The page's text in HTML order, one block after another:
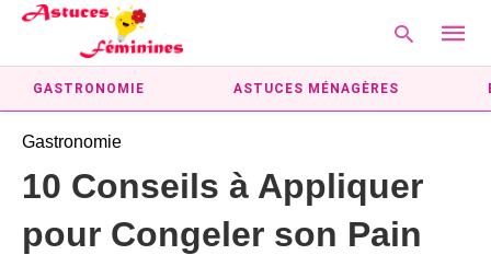
GASTRONOMIE ASTUCES MÉNAGÈRES
Gastronomie
10 Conseils à Appliquer
pour Congeler son Pain